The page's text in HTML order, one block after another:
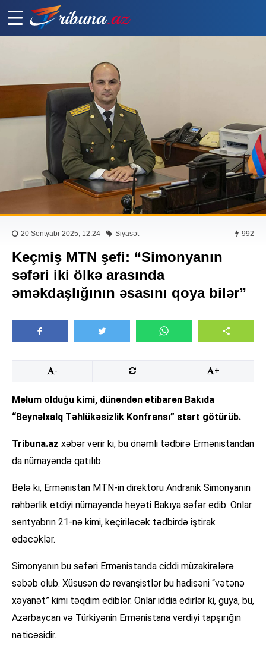
20 Sentyabr 2025, 12:24 Siyasət 992
Keçmiş MTN şefi: “Simonyanın
səfəri iki ölkə arasında
əməkdaşlığının əsasını qoya bilər”
- +
Məlum olduğu kimi, dünəndən etibarən Bakıda
“Beynəlxalq Təhlükəsizlik Konfransı” start götürüb.
Tribuna.az xəbər verir ki, bu önəmli tədbirə Ermənistandan
da nümayəndə qatılıb.
Belə ki, Ermənistan MTN-in direktoru Andranik Simonyanın
rəhbərlik etdiyi nümayəndə heyəti Bakıya səfər edib. Onlar
sentyabrın 21-nə kimi, keçiriləcək tədbirdə iştirak
edəcəklər.
Simonyanın bu səfəri Ermənistanda ciddi müzakirələrə
səbəb olub. Xüsusən də revanşistlər bu hadisəni “vətənə
xəyanət” kimi təqdim ediblər. Onlar iddia edirlər ki, guya, bu,
Azərbaycan və Türkiyənin Ermənistana verdiyi tapşırığın
nəticəsidir.